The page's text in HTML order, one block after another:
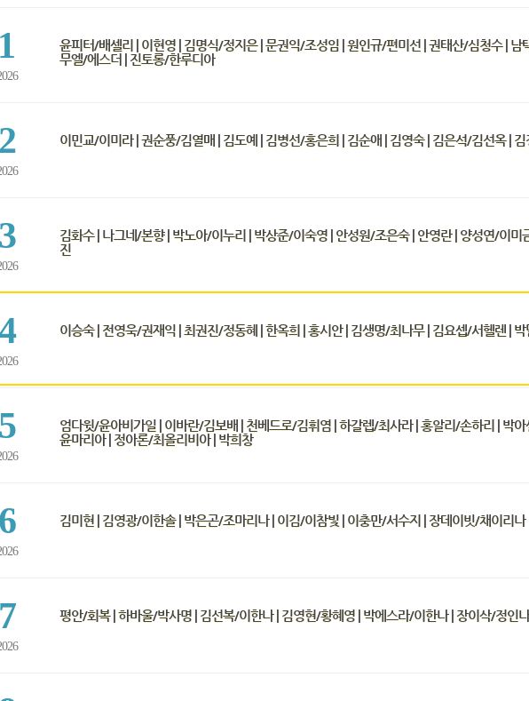
윤피터/배셀리 | 이현영 | 김명식/정지은 | 문권익/조성임 | 원인규/편미선 | 권태산/심청수 | 남
무엘/에스더 | 진토롱/한루디아
이민교/이미라 | 권순풍/김열매 | 김도예 | 김병선/홍은희 | 김순애 | 김영숙 | 김은석/김선옥 |
김화수 | 나그네/본향 | 박노아/이누리 | 박상준/이숙영 | 안성원/조은숙 | 안영란 | 양성연/이미
진
이승숙 | 전영욱/권재익 | 최권진/정동혜 | 한옥희 | 홍시안 | 김생명/최나무 | 김요셉/서헬렌 |
엄다윗/윤아비가일 | 이바란/김보배 | 천베드로/김휘염 | 하갈렙/최사라 | 홍알리/손하리 | 박
윤마리아 | 정아론/최올리비아 | 박희창
김미현 | 김영광/이한솔 | 박은곤/조마리나 | 이김/이참빛 | 이충만/서수지 | 장데이빗/채이리나
평안/회복 | 하바울/박사명 | 김선복/이한나 | 김영현/황혜영 | 박에스라/이한나 | 장이삭/정인